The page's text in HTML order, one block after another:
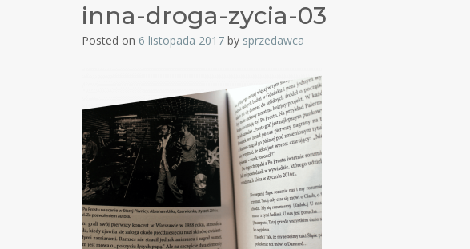
inna-droga-zycia-03
Posted on 6 listopada 2017 by sprzedawca